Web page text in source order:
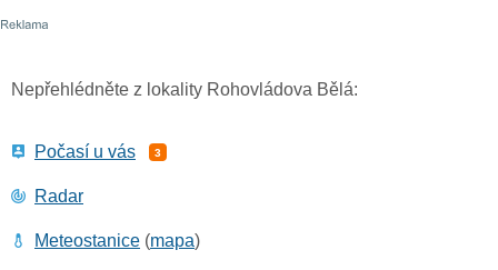
Nepřehlédněte z lokality Rohovládova Bělá:
Počasí u vás 3
Radar
Meteostanice (mapa)